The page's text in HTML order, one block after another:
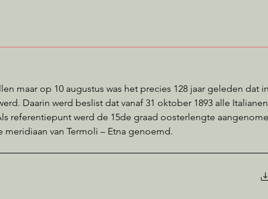
maar op 10 augustus was het precies 128 jaar geleden dat in
Daarin werd beslist dat vanaf 31 oktober 1893 alle Italianen
referentiepunt werd de 15de graad oosterlengte
van Termoli – Etna genoemd.